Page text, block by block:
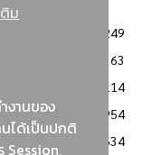
ม
งานของ
นได้เป็นปกติ
Session,
3249
2363
2114
1954
1634